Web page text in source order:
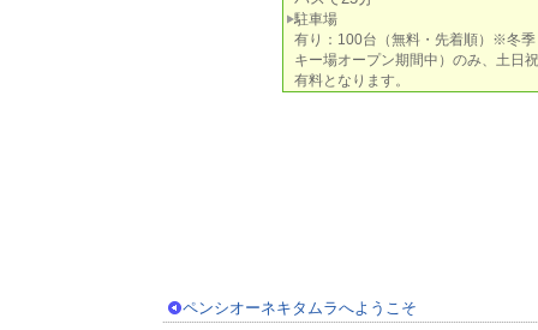
駐車場
有り：100台（無料・先着順）※冬季
キー場オープン期間中）のみ、土日
有料となります。
ペンシオーネキタムラへようこそ